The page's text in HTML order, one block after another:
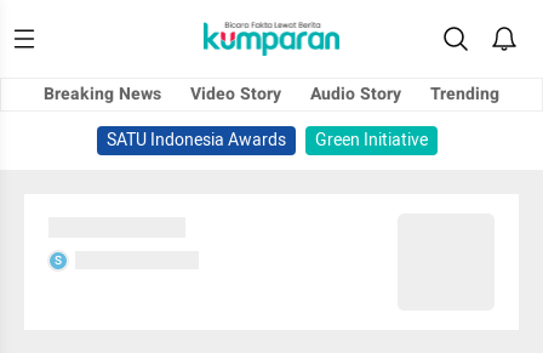
Breaking News Video Story Audio Story
Trending
SATU Indonesia Awards
Green Initiative
S